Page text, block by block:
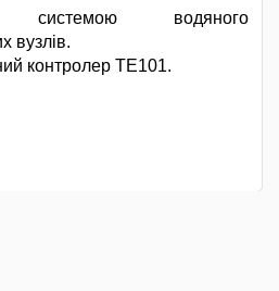
системою водяного
вузлів.
контролер TE101.